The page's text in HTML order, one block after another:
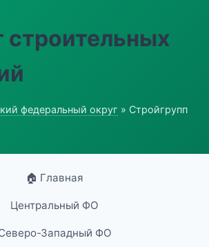
строительных
федеральный округ » Стройгрупп
🏠 Главная
Центральный ФО
Западный ФО